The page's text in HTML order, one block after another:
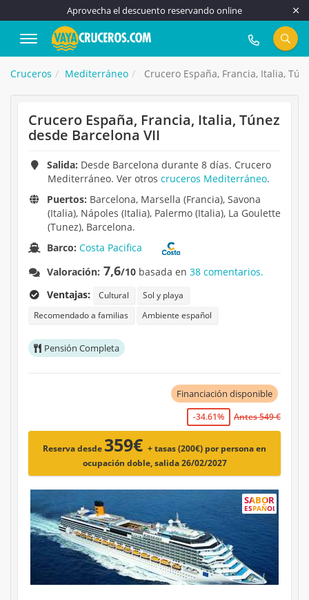
Aprovecha el descuento reservando online
917 815 555
Cruceros Mediterráneo Crucero España, Francia, Italia,
Crucero España, Francia, Italia, Túnez
desde Barcelona VII
Salida: Desde Barcelona durante 8 días. Crucero
Mediterráneo. Ver otros cruceros Mediterráneo.
Puertos: Barcelona, Marsella (Francia), Savona
(Italia), Nápoles (Italia), Palermo (Italia), La Goulette
(Tunez), Barcelona.
Barco:Costa Pacifica
Valoración: 7,6/10 basada en38 comentarios.
Ventajas:
Cultural
Sol y playa
Recomendado a familias
Ambiente español
Pensión Completa
Financiación disponible
-34.61% Antes 549 €
Reserva desde 359€ + tasas (200€) por persona en
ocupación doble, salida 26/02/2027
SABOR
ESPAÑOL